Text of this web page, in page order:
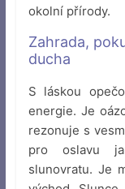
okolní přírody.
Zahrada,
ducha
S láskou
energie. Je
rezonuje s
pro oslavu
slunovratu. Je